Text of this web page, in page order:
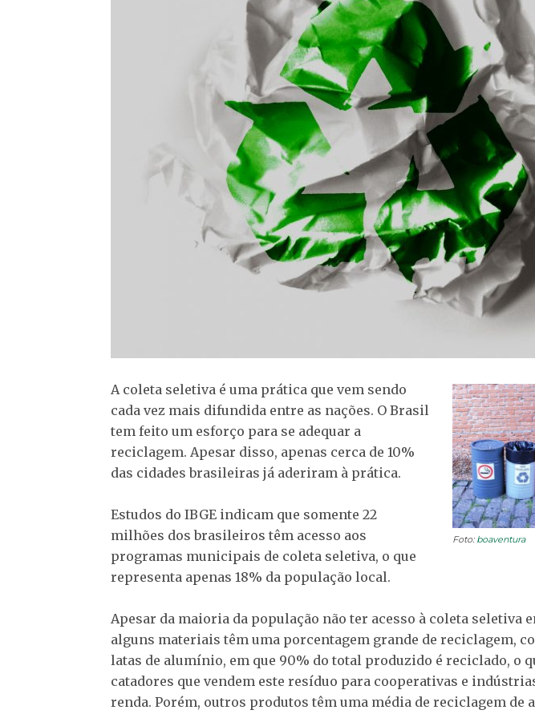
Foto: boaventura
A coleta seletiva é uma prática que vem sendo
cada vez mais difundida entre as nações. O Brasil
tem feito um esforço para se adequar a
reciclagem. Apesar disso, apenas cerca de 10%
das cidades brasileiras já aderiram à prática.
Estudos do IBGE indicam que somente 22
milhões dos brasileiros têm acesso aos
programas municipais de coleta seletiva, o que
representa apenas 18% da população local.
Apesar da maioria da população não ter acesso à coleta seletiva
alguns materiais têm uma porcentagem grande de reciclagem,
latas de alumínio, em que 90% do total produzido é reciclado, o
catadores que vendem este resíduo para cooperativas e
renda. Porém, outros produtos têm uma média de reciclagem de